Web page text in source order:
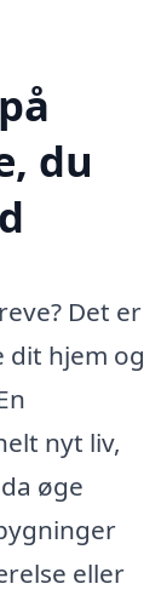
du
Det er
dit hjem og
nyt liv,
øge
eller